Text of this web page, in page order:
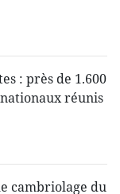
: près de 1.600
réunis
cambriolage du